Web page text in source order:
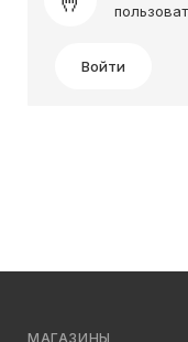
Войти
МАГАЗИНЫ